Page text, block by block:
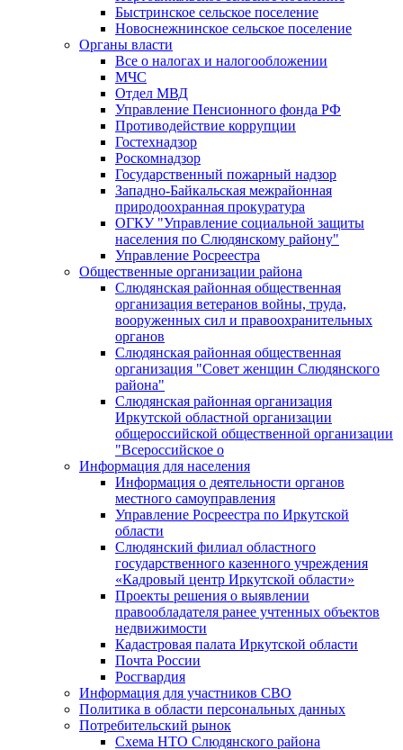
Быстринское сельское поселение
Новоснежнинское сельское поселение
Органы власти
Все о налогах и налогообложении
МЧС
Отдел МВД
Управление Пенсионного фонда РФ
Противодействие коррупции
Гостехнадзор
Роскомнадзор
Государственный пожарный надзор
Западно-Байкальская межрайонная
природоохранная прокуратура
ОГКУ "Управление социальной защиты
населения по Слюдянскому району"
Управление Росреестра
Общественные организации района
Слюдянская районная общественная
организация ветеранов войны, труда,
вооруженных сил и правоохранительных
органов
Слюдянская районная общественная
организация "Совет женщин Слюдянского
района"
Слюдянская районная организация
Иркутской областной организации
общероссийской общественной организации
"Всероссийское о
Информация для населения
Информация о деятельности органов
местного самоуправления
Управление Росреестра по Иркутской
области
Слюдянский филиал областного
государственного казенного учреждения
«Кадровый центр Иркутской области»
Проекты решения о выявлении
правообладателя ранее учтенных объектов
недвижимости
Кадастровая палата Иркутской области
Почта России
Росгвардия
Информация для участников СВО
Политика в области персональных данных
Потребительский рынок
Схема НТО Слюдянского района